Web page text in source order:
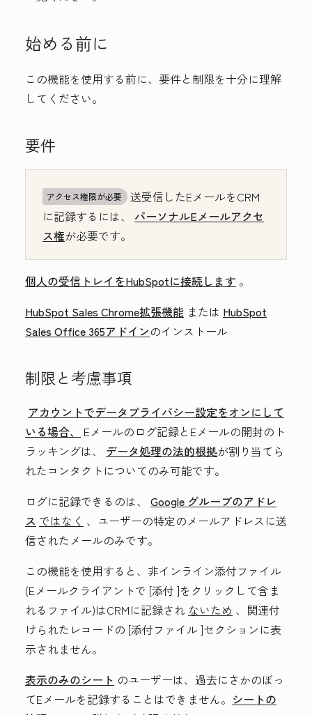
始める前に
この機能を使用する前に、要件と制限を十分に理解
してください。
要件
アクセス権限が必要 送受信したEメールをCRM
に記録するには、
パーソナルEメールアクセ
ス権が必要です。
個人の受信トレイをHubSpotに接続します 。
HubSpot Sales Chrome拡張機能 または HubSpot
Sales Office 365アドインのインストール
制限と考慮事項
アカウントでデータプライバシー設定をオンにして
いる場合、
Eメールのログ記録とEメールの開封のト
ラッキングは、 データ処理の法的根拠が割り当てら
れたコンタクトについてのみ可能です。
ログに記録できるのは、 Google グループのアドレ
ス ではなく 、ユーザーの特定のメールアドレスに送
信されたメールのみです。
この機能を使用すると、非インライン添付ファイル
(Eメールクライアントで [添付 ]をクリックして含ま
れるファイル)はCRMに記録され ないため 、関連付
けられたレコードの [添付ファイル ]セクションに表
示されません。
表示のみのシート のユーザーは、過去にさかのぼっ
てEメールを記録することはできません。 シートの